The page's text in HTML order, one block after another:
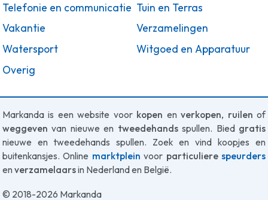
Telefonie en communicatie Tuin en Terras
Vakantie
Verzamelingen
Watersport
Witgoed en Apparatuur
Overig
Markanda is een website voor kopen enverkopen, ruilen of
weggeven van nieuwe en tweedehandsspullen. Bied gratis
nieuwe en tweedehands spullen. Zoek en vind koopjes en
buitenkansjes. Online marktplein voor particulierespeurders
en verzamelaarsin Nederland en België.
© 2018-2026 Markanda